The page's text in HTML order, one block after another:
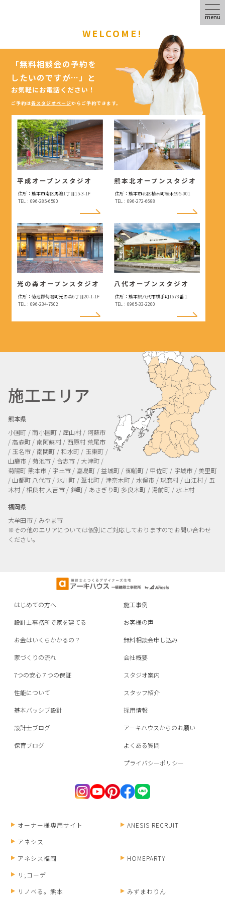
menu
WELCOME!
「無料相談会の予約を
したいのですが…」
と
お気軽にお電話ください！
ご予約は各スタジオページからご予約できます。
平成オープンスタジオ
住所：熊本市南区馬渡1丁目15-3-1F
TEL：096-285-6580
熊本北オープンスタジオ
住所：熊本市北区植木町植木595-001
TEL：096-272-6688
光の森オープンスタジオ
住所：菊池郡菊陽町光の森6丁目20-1-1F
TEL：096-234-7602
八代オープンスタジオ
住所：熊本県八代市横手町1673番１
TEL：0965-33-2200
施工エリア
熊本県
小国町 / 南小国町 / 産山村 / 阿蘇市
/ 高森町 / 南阿蘇村 / 西原村 荒尾市
/ 玉名市 / 南関町 / 和水町 / 玉東町 /
山鹿市 / 菊池市 / 合志市 / 大津町 /
菊陽町 熊本市 / 宇土市 / 嘉島町 / 益城町 / 御船町 / 甲佐町 / 宇城市 / 美里町
/ 山都町 八代市 / 氷川町 / 葦北町 / 津奈木町 / 水俣市 / 球磨村 / 山江村 / 五
木村 / 相良村人吉市 / 錦町 / あさぎり町 多良木町 / 湯前町 / 水上村
福岡県
大牟田市 / みやま市
※その他のエリアについては個別にご対応しておりますのでお問い合わせ
ください。
はじめての方へ
設計士事務所で家を建てる
お金はいくらかかるの？
家づくりの流れ
7つの安心７つの保証
性能について
基本パッシブ設計
設計士ブログ
保育ブログ
施工事例
お客様の声
無料相談会申し込み
会社概要
スタジオ案内
スタッフ紹介
採用情報
アーキハウスからのお願い
よくある質問
プライバシーポリシー
オーナー様専用サイト
ANESIS RECRUIT
アネシス
アネシス福岡
HOMEPARTY
リ;コーデ
リノベる。熊本
みずまわりん